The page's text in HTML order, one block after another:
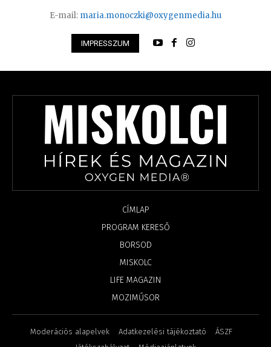
E-mail: maria.monoczki@oxygenmedia.hu
IMPRESSZUM
CÍMLAP
PROGRAM KERESŐ
BORSOD
MISKOLC
LIFE MAGAZIN
MOZIMŰSOR
Moderációs alapelvek Adatkezelési tájékoztató
ÁSZF